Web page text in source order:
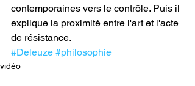
contemporaines vers le contrôle. Puis il
explique la proximité entre l'art et l'acte
de résistance.
#Deleuze #philosophie
vidéo